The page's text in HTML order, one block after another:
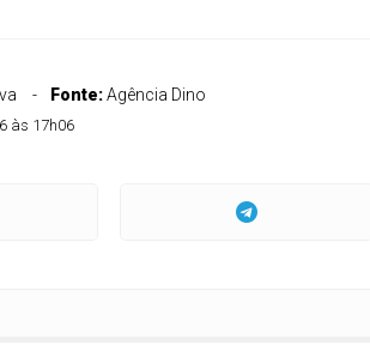
Fonte:Agência Dino
às 17h06